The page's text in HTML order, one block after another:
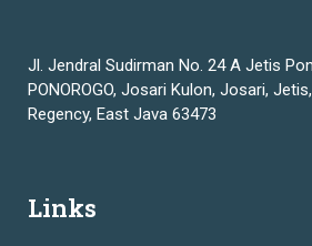
Jl. Jendral Sudirman No. 24 A Jetis
PONOROGO, Josari Kulon, Josari,
Regency, East Java 63473
Links